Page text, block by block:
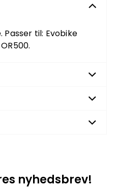
Passer til: Evobike
nyhedsbrev!